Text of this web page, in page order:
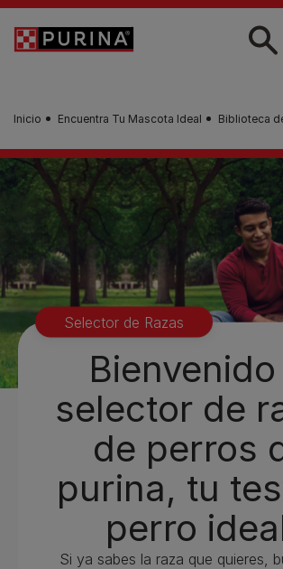
Skip to main content
Inicio Encuentra Tu Mascota Ideal Biblioteca
Selector de Razas
Bienvenido
selector de
de perros
purina, tu
perro
Si ya sabes la raza que quieres,